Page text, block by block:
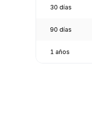
30 días
90 días
1 años